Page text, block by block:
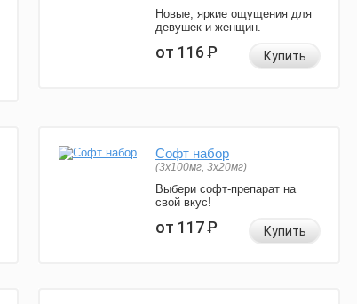
Новые, яркие ощущения для
девушек и женщин.
от 116Р Купить
Софт набор
(3x100мг, 3x20мг)
Выбери софт-препарат на
свой вкус!
от 117Р Купить